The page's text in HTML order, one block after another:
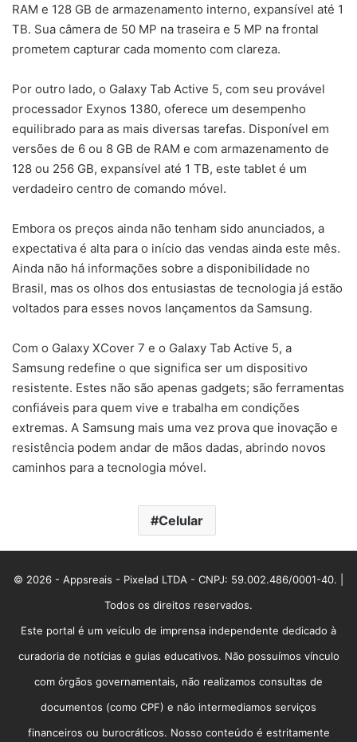
RAM e 128 GB de armazenamento interno, expansível até 1
TB. Sua câmera de 50 MP na traseira e 5 MP na frontal
prometem capturar cada momento com clareza.
Por outro lado, o Galaxy Tab Active 5, com seu provável
processador Exynos 1380, oferece um desempenho
equilibrado para as mais diversas tarefas. Disponível em
versões de 6 ou 8 GB de RAM e com armazenamento de
128 ou 256 GB, expansível até 1 TB, este tablet é um
verdadeiro centro de comando móvel.
Embora os preços ainda não tenham sido anunciados, a
expectativa é alta para o início das vendas ainda este mês.
Ainda não há informações sobre a disponibilidade no
Brasil, mas os olhos dos entusiastas de tecnologia já estão
voltados para esses novos lançamentos da Samsung.
Com o Galaxy XCover 7 e o Galaxy Tab Active 5, a
Samsung redefine o que significa ser um dispositivo
resistente. Estes não são apenas gadgets; são ferramentas
confiáveis para quem vive e trabalha em condições
extremas. A Samsung mais uma vez prova que inovação e
resistência podem andar de mãos dadas, abrindo novos
caminhos para a tecnologia móvel.
Celular
© 2026 - Appsreais - Pixelad LTDA - CNPJ: 59.002.486/0001-40. |
Todos os direitos reservados.
Este portal é um veículo de imprensa independente dedicado à
curadoria de notícias e guias educativos. Não possuímos vínculo
com órgãos governamentais, não realizamos consultas de
documentos (como CPF) e não intermediamos serviços
financeiros ou burocráticos. Nosso conteúdo é estritamente